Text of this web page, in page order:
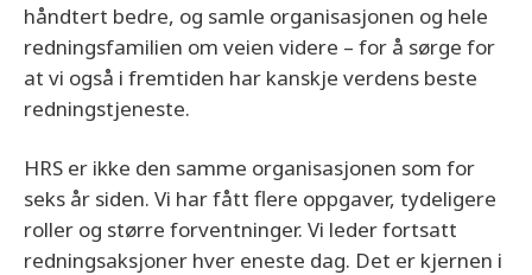
håndtert bedre, og samle organisasjonen og hele
redningsfamilien om veien videre – for å sørge for
at vi også i fremtiden har kanskje verdens beste
redningstjeneste.
HRS er ikke den samme organisasjonen som for
seks år siden. Vi har fått flere oppgaver, tydeligere
roller og større forventninger. Vi leder fortsatt
redningsaksjoner hver eneste dag. Det er kjernen i